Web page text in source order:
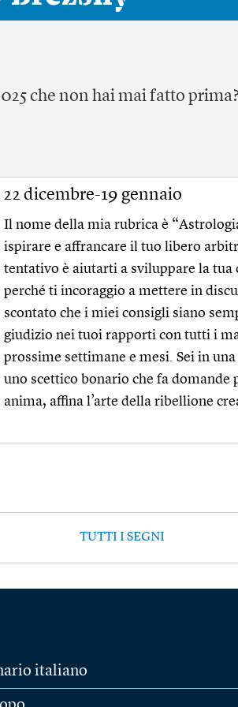
che non hai mai fatto
22 dicembre-19 gennaio
Il nome della mia rubrica è
ispirare e affrancare il tuo libero
tentativo è aiutarti a sviluppare la tua
perché ti incoraggio a mettere in
scontato che i miei consigli siano
giudizio nei tuoi rapporti con tutti i
prossime settimane e mesi. Sei in
uno scettico bonario che fa
anima, affina l’arte della ribellione
TUTTI I SEGNI
italiano